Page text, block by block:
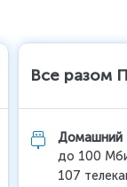
Все разом
Домашний
до 100
107